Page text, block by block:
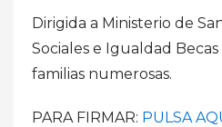
Dirigida a Ministerio de
Sociales e Igualdad
familias numerosas.
PARA FIRMAR: PULSA